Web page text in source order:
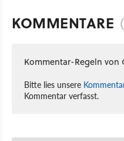
KOMMENTARE
Kommentar-Regeln von
Bitte lies unsere
Kommentar verfasst.